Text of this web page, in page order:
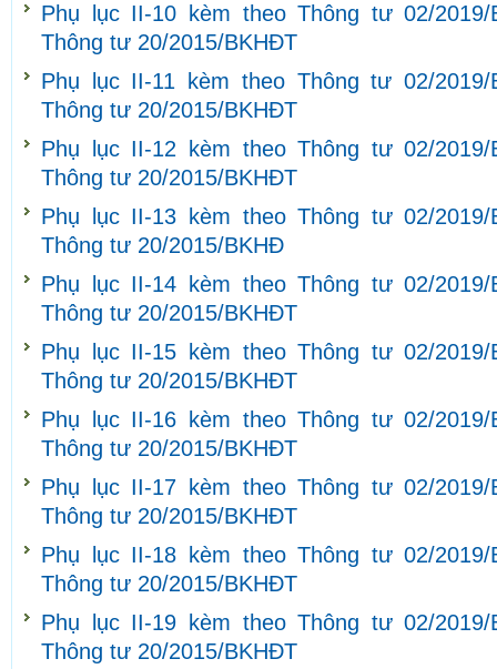
Phụ lục II-10 kèm theo Thông tư 02/
Thông tư 20/2015/BKHĐT
Phụ lục II-11 kèm theo Thông tư 02/
Thông tư 20/2015/BKHĐT
Phụ lục II-12 kèm theo Thông tư 02/
Thông tư 20/2015/BKHĐT
Phụ lục II-13 kèm theo Thông tư 02/
Thông tư 20/2015/BKHĐ
Phụ lục II-14 kèm theo Thông tư 02/
Thông tư 20/2015/BKHĐT
Phụ lục II-15 kèm theo Thông tư 02/
Thông tư 20/2015/BKHĐT
Phụ lục II-16 kèm theo Thông tư 02/
Thông tư 20/2015/BKHĐT
Phụ lục II-17 kèm theo Thông tư 02/
Thông tư 20/2015/BKHĐT
Phụ lục II-18 kèm theo Thông tư 02/
Thông tư 20/2015/BKHĐT
Phụ lục II-19 kèm theo Thông tư 02/
Thông tư 20/2015/BKHĐT